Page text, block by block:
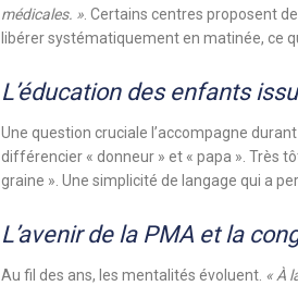
médicales. » . Certains centres proposent
libérer systématiquement en matinée, ce
L’éducation des enfants
Une question cruciale l’accompagne
différencier « donneur » et « papa ». Très
graine ». Une simplicité de langage qui a
L’avenir de la PMA et la
Au fil des ans, les mentalités évoluent. « À